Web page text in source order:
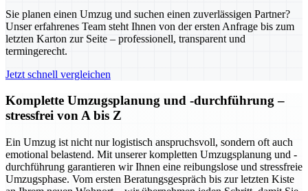
Sie planen einen Umzug und suchen einen zuverlässigen Partner?
Unser erfahrenes Team steht Ihnen von der ersten Anfrage bis zum
letzten Karton zur Seite – professionell, transparent und
termingerecht.
Jetzt schnell vergleichen
Komplette Umzugsplanung und -durchführung –
stressfrei von A bis Z
Ein Umzug ist nicht nur logistisch anspruchsvoll, sondern oft auch
emotional belastend. Mit unserer kompletten Umzugsplanung und -
durchführung garantieren wir Ihnen eine reibungslose und stressfreie
Umzugsphase. Vom ersten Beratungsgespräch bis zur letzten Kiste